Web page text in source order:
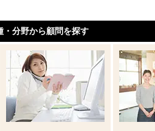
・分野から顧問を探す